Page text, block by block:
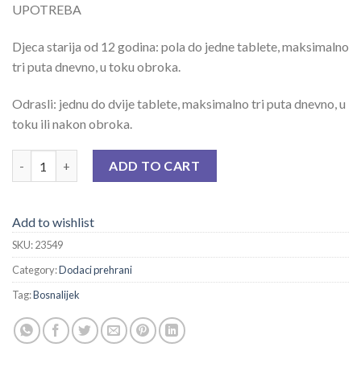
UPOTREBA
Djeca starija od 12 godina: pola do jedne tablete, maksimalno
tri puta dnevno, u toku obroka.
Odrasli: jednu do dvije tablete, maksimalno tri puta dnevno, u
toku ili nakon obroka.
ADD TO CART
Add to wishlist
SKU:23549
Category:Dodaci prehrani
Tag:Bosnalijek